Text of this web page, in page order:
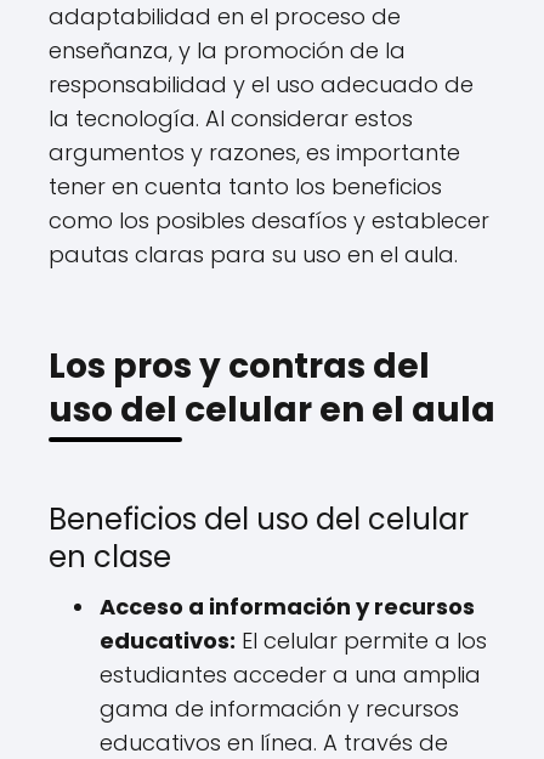
adaptabilidad en el proceso de
enseñanza, y la promoción de la
responsabilidad y el uso adecuado de
la tecnología. Al considerar estos
argumentos y razones, es importante
tener en cuenta tanto los beneficios
como los posibles desafíos y establecer
pautas claras para su uso en el aula.
Los pros y contras del
uso del celular en el aula
Beneficios del uso del celular
en clase
Acceso a información y recursos
educativos: El celular permite a los
estudiantes acceder a una amplia
gama de información y recursos
educativos en línea. A través de